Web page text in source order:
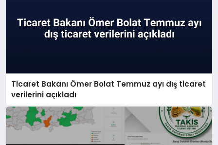
Ticaret Bakanı Ömer Bolat Temmuz ayı dış ticaret
verilerini açıkladı